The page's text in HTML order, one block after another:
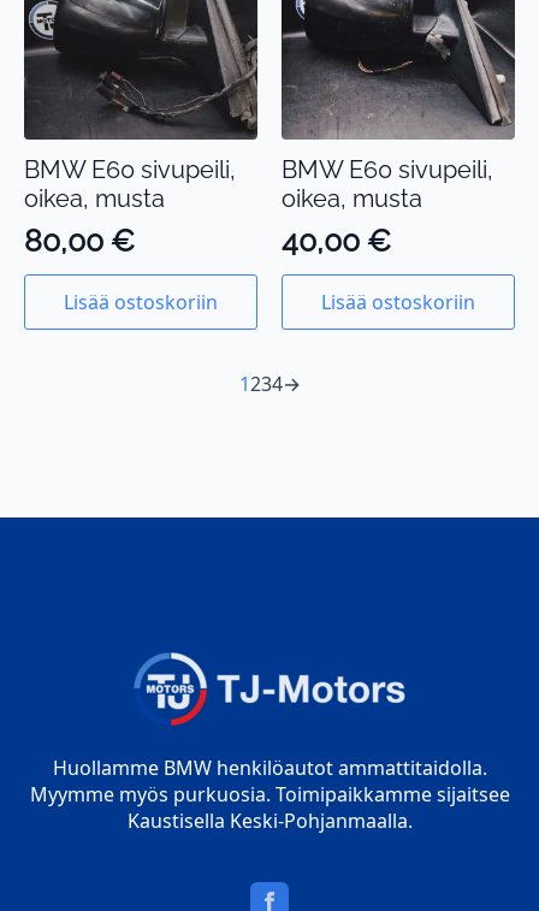
BMW E60 sivupeili,
oikea, musta
80,00 €
Lisää ostoskoriin
BMW E60 sivupeili,
oikea, musta
40,00 €
Lisää ostoskoriin
1234→
Huollamme BMW henkilöautot ammattitaidolla.
Myymme myös purkuosia. Toimipaikkamme sijaitsee
Kaustisella Keski-Pohjanmaalla.